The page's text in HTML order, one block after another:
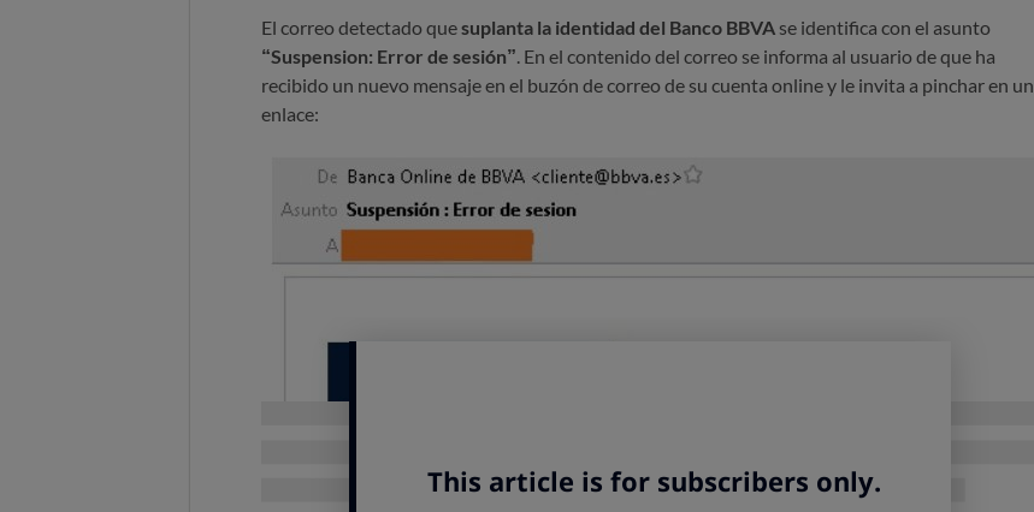
El correo detectado quesuplanta la identidad del Banco BBVAse identifica con el asunto
“Suspension: Error de sesión” . En el contenido del correo se informa al usuario de que ha
recibido un nuevo mensaje en el buzón de correo de su cuenta online y le invita a pinchar en un
enlace: